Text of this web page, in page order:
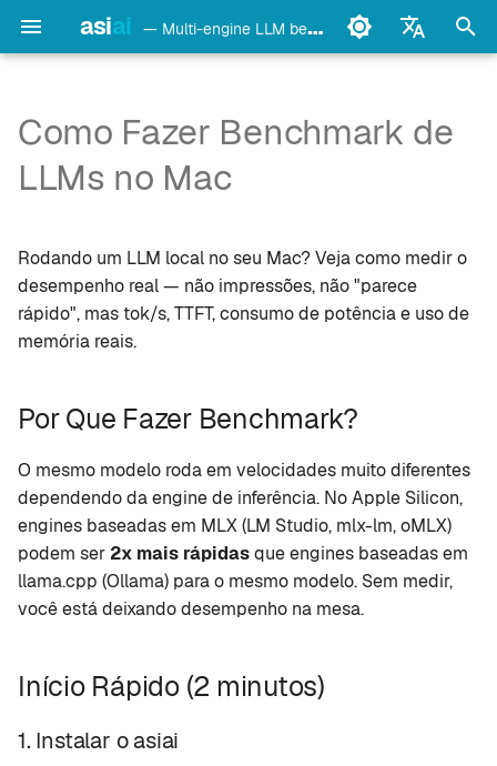
asiai — Multi-engine LLM benchmark & monitoring CLI
Français
Português
中文
c
l
i
a
n
o
a
e
q
detect
bench
models
doctor
daemon
setup
version
web
mcp
Ollama
mlx-lm
llama.cpp
vllm-mlx
vMLX
Rapid-MLX
MTPLX
Por Que Fazer Benchmark?
1. Instalar o asiai
2. Detectar suas engines
O Que É Medido
Exemplo de Saída
Opções Avançadas
Comparar engines
específicas
execuções
Benchmark de contexto
Como Fazer Benchmark de
LLMs no Mac
Rodando um LLM local no seu Mac? Veja como medir o
desempenho real — não impressões, não "parece
rápido", mas tok/s, TTFT, consumo de potência e uso de
memória reais.
Por Que Fazer Benchmark?
O mesmo modelo roda em velocidades muito diferentes
dependendo da engine de inferência. No Apple Silicon,
engines baseadas em MLX (LM Studio, mlx-lm, oMLX)
podem ser 2x mais rápidasque engines baseadas em
llama.cpp (Ollama) para o mesmo modelo. Sem medir,
você está deixando desempenho na mesa.
Início Rápido (2 minutos)
1. Instalar o asiai